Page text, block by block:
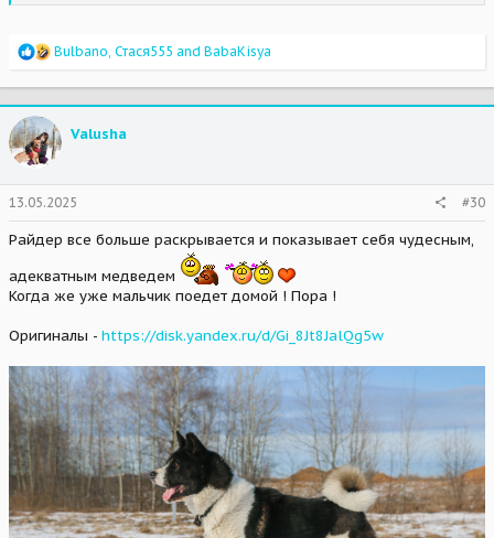
R
a
c
t
i
o
s
:
Bulbano Стася555 and BabaKisya
Valusha
13.05.2025 #30
Райдер все больше раскрывается и показывает себя чудесным,
адекватным медведем
Когда же уже мальчик поедет домой ! Пора !
Оригиналы - https://disk.yandex.ru/d/Gi_8Jt8JalQg5w